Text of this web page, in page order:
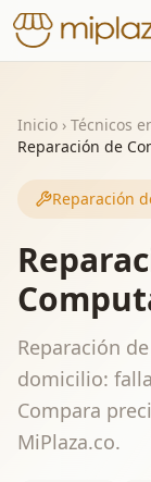
Inicio › Técnicos
Reparación de
Reparación
Reparación
domicilio:
Compara
MiPlaza.co.